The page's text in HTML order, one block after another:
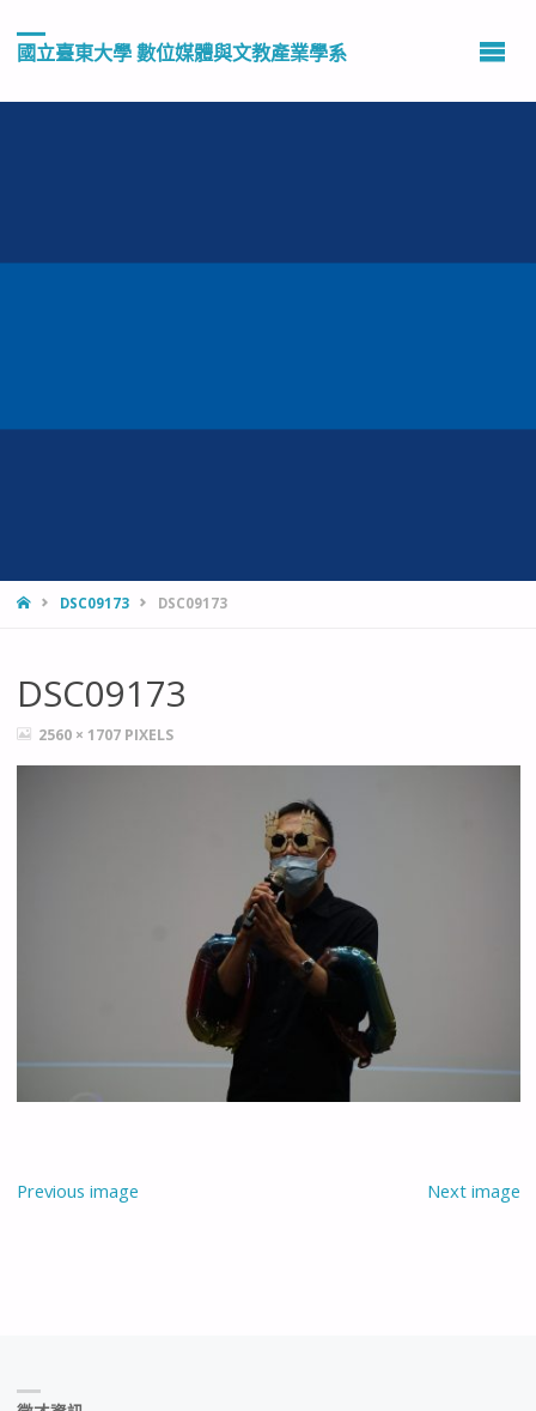
國立臺東大學 數位媒體與文教產業學系
HOMEDSC09173 DSC09173
DSC09173
FULL2560 × 1707 PIXELS
Previous image Next image